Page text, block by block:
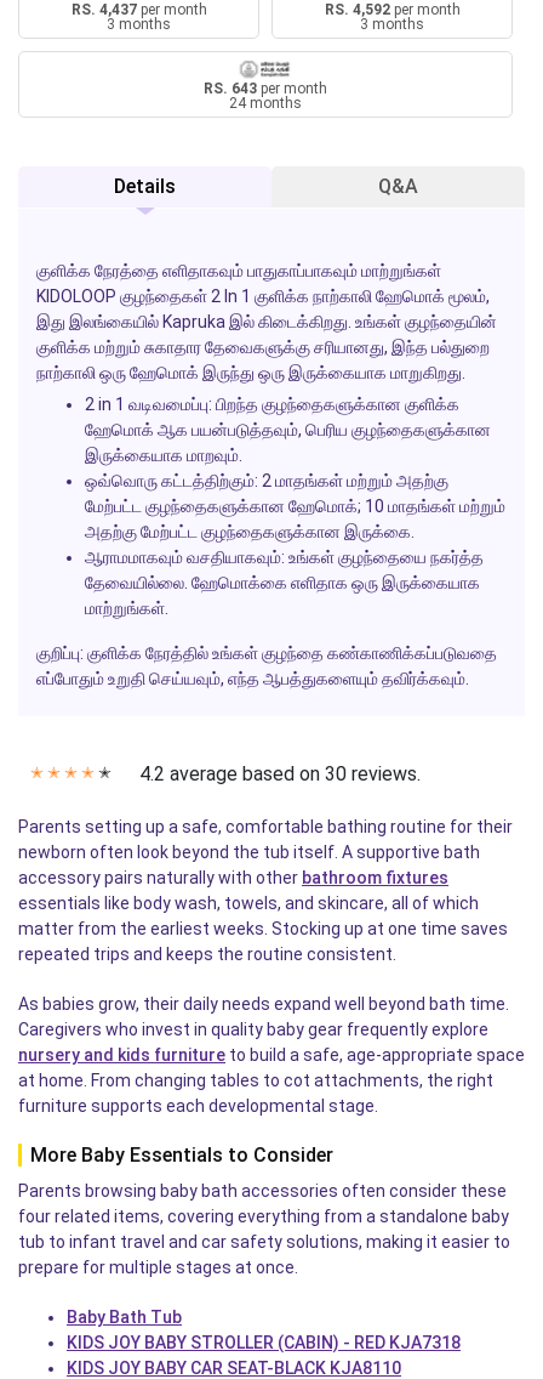
RS. 4,437per month
3 months
RS. 4,592per month
3 months
RS. 643 per month
24 months
Details Q&A
குளிக்க நேரத்தை எளிதாகவும் பாதுகாப்பாகவும் மாற்றுங்கள்
KIDOLOOP குழந்தைகள் 2 In 1 குளிக்க நாற்காலி ஹேமொக் மூலம்,
இது இலங்கையில் Kapruka இல் கிடைக்கிறது. உங்கள் குழந்தையின்
குளிக்க மற்றும் சுகாதார தேவைகளுக்கு சரியானது, இந்த பல்துறை
நாற்காலி ஒரு ஹேமொக் இருந்து ஒரு இருக்கையாக மாறுகிறது.
2 in 1 வடிவமைப்பு: பிறந்த குழந்தைகளுக்கான குளிக்க
ஹேமொக் ஆக பயன்படுத்தவும், பெரிய குழந்தைகளுக்கான
இருக்கையாக மாறவும்.
ஒவ்வொரு கட்டத்திற்கும்: 2 மாதங்கள் மற்றும் அதற்கு
மேற்பட்ட குழந்தைகளுக்கான ஹேமொக்; 10 மாதங்கள் மற்றும்
அதற்கு மேற்பட்ட குழந்தைகளுக்கான இருக்கை.
ஆராமமாகவும் வசதியாகவும்: உங்கள் குழந்தையை நகர்த்த
தேவையில்லை. ஹேமொக்கை எளிதாக ஒரு இருக்கையாக
மாற்றுங்கள்.
குறிப்பு: குளிக்க நேரத்தில் உங்கள் குழந்தை கண்காணிக்கப்படுவதை
எப்போதும் உறுதி செய்யவும், எந்த ஆபத்துகளையும் தவிர்க்கவும்.
✭ ✭ ✭ ✭ ✭ 4.2 average based on 30 reviews.
Parents setting up a safe, comfortable bathing routine for their
newborn often look beyond the tub itself. A supportive bath
accessory pairs naturally with other bathroom fixtures
essentials like body wash, towels, and skincare, all of which
matter from the earliest weeks. Stocking up at one time saves
repeated trips and keeps the routine consistent.
As babies grow, their daily needs expand well beyond bath time.
Caregivers who invest in quality baby gear frequently explore
nursery and kids furniture to build a safe, age-appropriate space
at home. From changing tables to cot attachments, the right
furniture supports each developmental stage.
More Baby Essentials to Consider
Parents browsing baby bath accessories often consider these
four related items, covering everything from a standalone baby
tub to infant travel and car safety solutions, making it easier to
prepare for multiple stages at once.
Baby Bath Tub
KIDS JOY BABY STROLLER (CABIN) - RED KJA7318
KIDS JOY BABY CAR SEAT-BLACK KJA8110